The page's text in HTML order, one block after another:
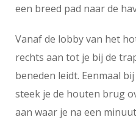
een breed pad naar de
Vanaf de lobby van het
rechts aan tot je bij de
beneden leidt. Eenmaal
steek je de houten brug
aan waar je na een